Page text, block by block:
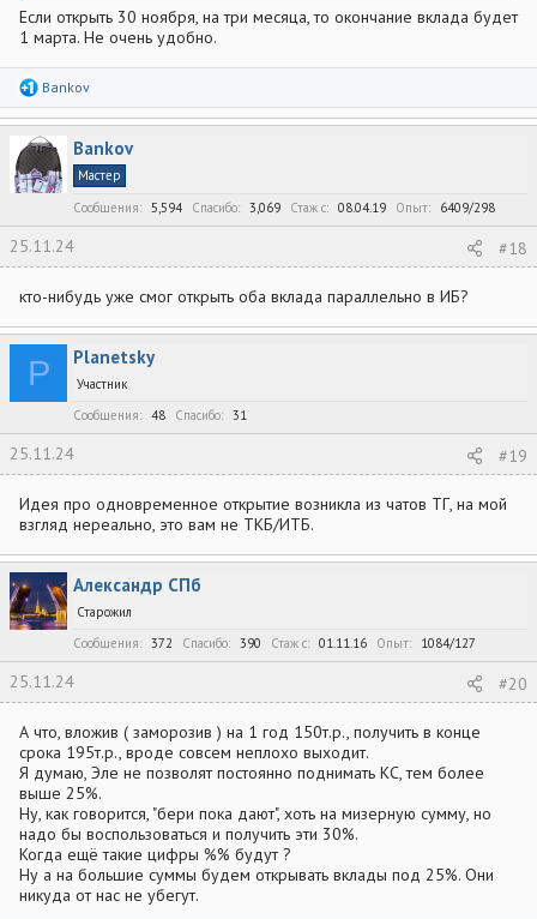
Если открыть 30 ноября, на три месяца, то окончание вклада будет
1 марта. Не очень удобно.
Р
а
к
ц
и
и
Bankov
Bankov
Мастер
Сообщения
5,594 Спасибо 3,069 Стаж c 08.04.19 Опыт 6409/298
25.11.24 #18
кто-нибудь уже смог открыть оба вклада параллельно в ИБ?
P Planetsky
Участник
Сообщения
48 Спасибо 31
25.11.24 #19
Идея про одновременное открытие возникла из чатов ТГ, на мой
взгляд нереально, это вам не ТКБ/ИТБ.
Александр СПб
Старожил
Сообщения
372 Спасибо 390 Стаж c 01.11.16 Опыт 1084/127
25.11.24 #20
А что, вложив ( заморозив ) на 1 год 150т.р., получить в конце
срока 195т.р., вроде совсем неплохо выходит.
Я думаю, Эле не позволят постоянно поднимать КС, тем более
выше 25%.
Ну, как говорится, "бери пока дают", хоть на мизерную сумму, но
надо бы воспользоваться и получить эти 30%.
Когда ещё такие цифры %% будут ?
Ну а на большие суммы будем открывать вклады под 25%. Они
никуда от нас не убегут.